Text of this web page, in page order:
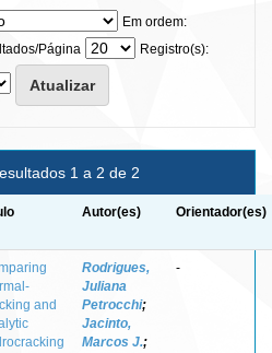
Em ordem:
Página
Registro(s):
1 a 2 de 2
Autor(es) Orientador(es)
and
Rodrigues,
Juliana
Petrocchi;
Jacinto,
Marcos J.;
-